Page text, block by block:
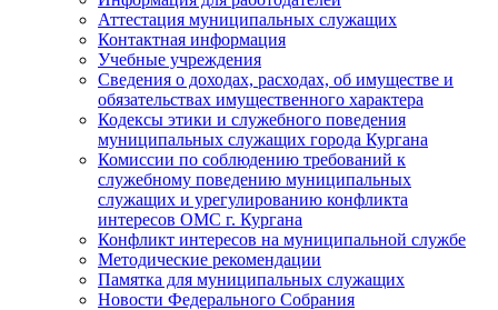
Аттестация муниципальных служащих
Контактная информация
Учебные учреждения
Сведения о доходах, расходах, об имуществе и
обязательствах имущественного характера
Кодексы этики и служебного поведения
муниципальных служащих города Кургана
Комиссии по соблюдению требований к
служебному поведению муниципальных
служащих и урегулированию конфликта
интересов ОМС г. Кургана
Конфликт интересов на муниципальной службе
Методические рекомендации
Памятка для муниципальных служащих
Новости Федерального Cобрания